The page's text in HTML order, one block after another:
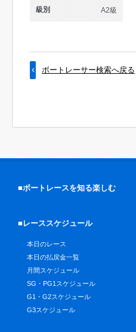
級別 A2級
ボートレーサー検索へ戻る
■ボートレースを知る楽しむ
■レーススケジュール
本日のレース
本日の払戻金一覧
月間スケジュール
SG・PG1スケジュール
G1・G2スケジュール
G3スケジュール